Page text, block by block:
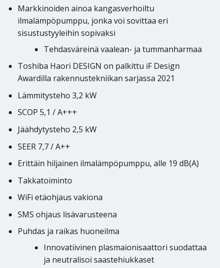
Markkinoiden ainoa kangasverhoiltu
ilmalämpöpumppu, jonka voi sovittaa eri
sisustustyyleihin sopivaksi
Tehdasväreinä vaalean- ja tummanharmaa
Toshiba Haori DESIGN on palkittu iF Design
Awardilla rakennustekniikan sarjassa 2021
Lämmitysteho 3,2 kW
SCOP 5,1 / A+++
Jäähdytysteho 2,5 kW
SEER 7,7 / A++
Erittäin hiljainen ilmalämpöpumppu, alle 19 dB(A)
Takkatoiminto
WiFi etäohjaus vakiona
SMS ohjaus lisävarusteena
Puhdas ja raikas huoneilma
Innovatiivinen plasmaionisaattori suodattaa
ja neutralisoi saastehiukkaset